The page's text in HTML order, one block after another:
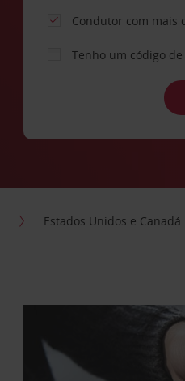
Condutor com mais
Tenho um código
Estados Unidos e Canadá